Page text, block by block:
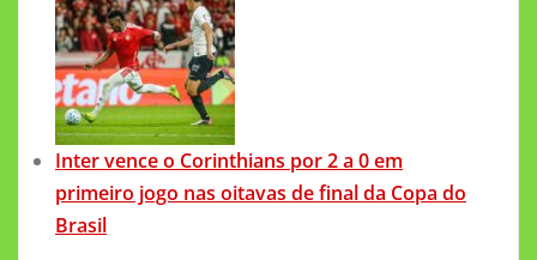
Inter vence o Corinthians por 2 a 0 em
primeiro jogo nas oitavas de final da Copa do
Brasil